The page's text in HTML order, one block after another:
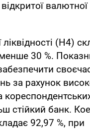
(H4)
30 %.
за рахунок
стійкий банк.
92,97 %, при